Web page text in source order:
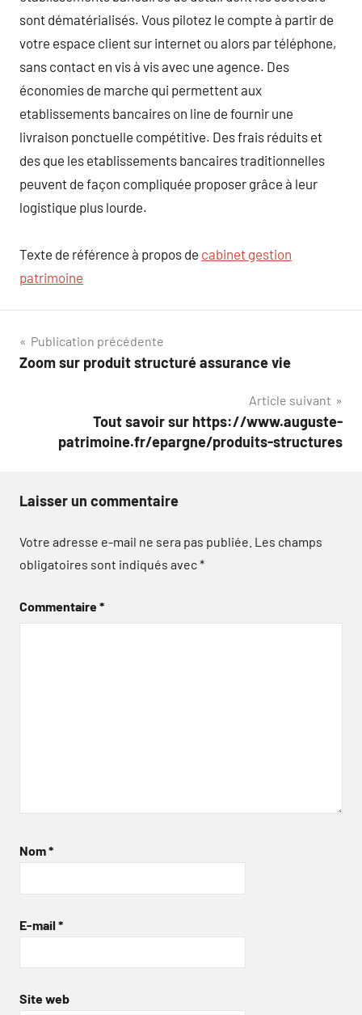
sont dématérialisés. Vous pilotez le compte à partir de
votre espace client sur internet ou alors par téléphone,
sans contact en vis à vis avec une agence. Des
économies de marche qui permettent aux
etablissements bancaires on line de fournir une
livraison ponctuelle compétitive. Des frais réduits et
des que les etablissements bancaires traditionnelles
peuvent de façon compliquée proposer grâce à leur
logistique plus lourde.
Texte de référence à propos de cabinet gestion
patrimoine
Navigation
de
Publication précédente
Zoom sur produit structuré assurance vie
Article suivant
Tout savoir sur https://www.auguste-
patrimoine.fr/epargne/produits-structures
Laisser un commentaire
Votre adresse e-mail ne sera pas publiée. Les champs
obligatoires sont indiqués avec*
Commentaire*
Nom*
E-mail *
Site web